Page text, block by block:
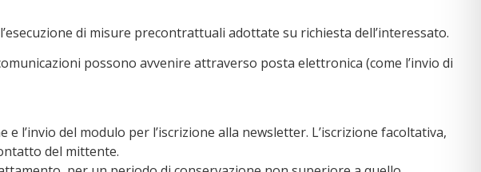
di misure precontrattuali adottate su richiesta dell’interessato.
possono avvenire attraverso posta elettronica (come l’invio di
l’invio del modulo per l’iscrizione alla newsletter. L’iscrizione facoltativa,
del mittente.